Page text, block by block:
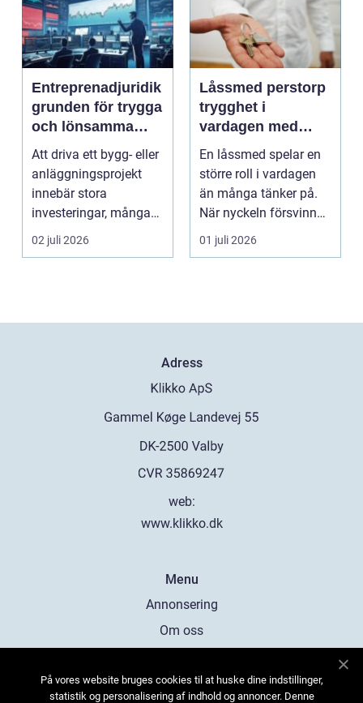
Entreprenadjuridik
grunden för trygga
och lönsamma
byggprojekt
Att driva ett bygg- eller
anläggningsprojekt
innebär stora
investeringar, många
aktörer och ofta tuf...
02 juli 2026
Låssmed perstorp
trygghet i
vardagen med
moderna lås och
säkerhet
En låssmed spelar en
större roll i vardagen
än många tänker på.
När nyckeln försvinner,
dörren kärva...
01 juli 2026
Adress
web:
www.klikko.dk
Menu
Annonsering
Om oss
Kontakta oss
På vores website bruges cookies til at huske dine indstillinger,
statistik og personalisering af indhold og annoncer. Denne